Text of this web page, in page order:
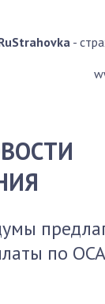
-
по